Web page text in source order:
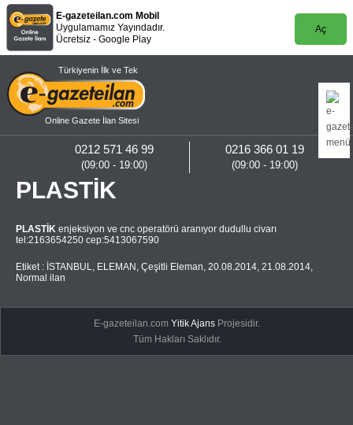
E-gazeteilan.com Mobil
Uygulamamız Yayındadır.
Ücretsiz - Google Play
Aç
Türkiyenin İlk ve Tek
Online Gazete İlan Sitesi
0216 366 01 19
(09:00 - 19:00)
0212 571 46 99
(09:00 - 19:00)
PLASTİK
PLASTİK enjeksiyon ve cnc operatörü aranıyor dudullu civarı
tel:2163654250 cep:5413067590
Etiket : İSTANBUL, ELEMAN , Çeşitli Eleman, 20.08.2014, 21.08.2014,
Normal ilan
E-gazeteilan.comYitik Ajans Projesidir.
Tüm Hakları Saklıdır.